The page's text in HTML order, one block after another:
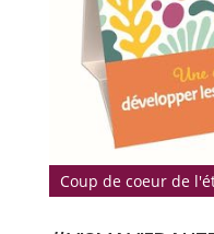
Coup de coeur de